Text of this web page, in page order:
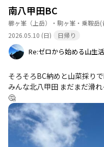
南八甲田BC
櫛ヶ峯（上岳）・駒ヶ峯・乗鞍岳(
2026.05.10 (日)
日帰り
Re:ゼロから始める山生活
そろそろBC納めと山菜採り
みんな北八甲田 まだまだ滑れそうですが、もう今年はいいかな？
🤔